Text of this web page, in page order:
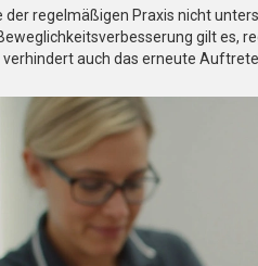
der regelmäßigen Praxis nicht
gilt es,
verhindert auch das erneute